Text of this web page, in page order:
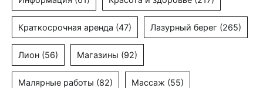
Краткосрочная аренда (47) Лазурный берег (265)
Лион (56) Магазины (92)
Малярные работы (82) Массаж (55)